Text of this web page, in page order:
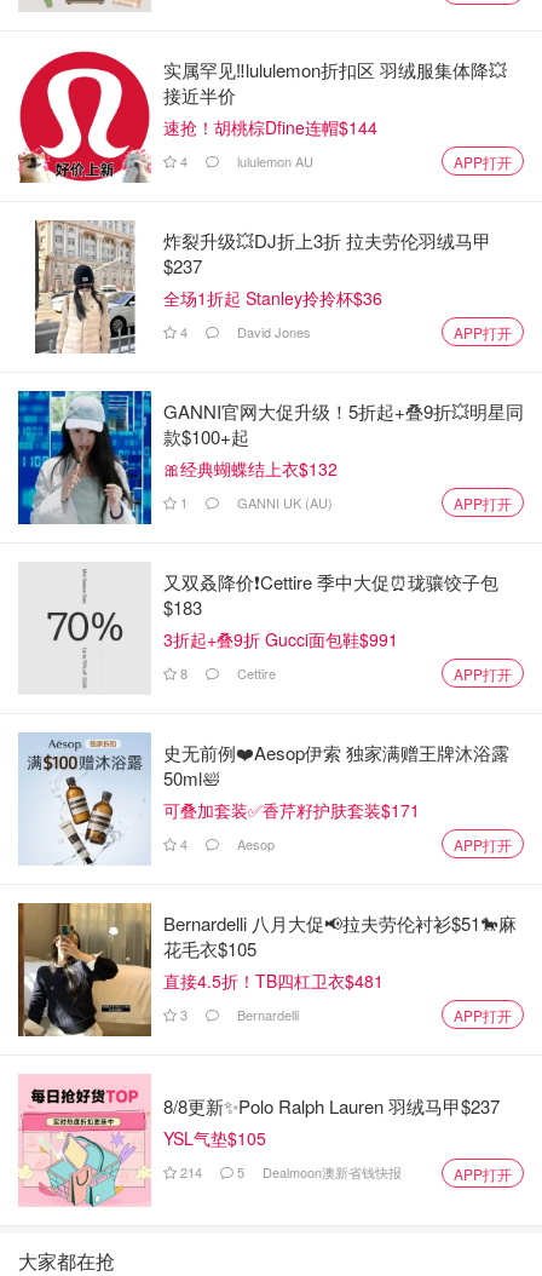
图片来自于ins@crabtreeandevelyn，版权属于原作者
句，竟在很多年后跨越重洋后被我突然想起，成为我接触
Crabtree & Evelyn瑰柏翠这个英国品牌中的真实感触。
一年有余，今天就来跟大家一起聊聊这些时光中治愈了我的
Crabtree & Evelyn瑰柏翠单品们，希望你我同被疗愈。
Crabtree & Evelyn治愈好物分享
1. RAW INSTINCT CANDLE 原始本能香氛蜡烛
图片来自于@ 安同学，版权属于原作者
大抵是因为重复单调的生活中总需要一些仪式感，宅家之后
我对香氛蜡烛的需求度骤然提高。作为一个偏爱木质香和焚
香的人。Crabtree & Evelyn这支RAW INSTINCT CANDLE
在我众多的香薰蜡烛中是非常合心意的一支。（
购买链接）
实属罕见‼️lululemon折扣区 羽绒服集体降💥
接近半价
速抢！胡桃棕Dfine连帽$144
4 lululemon AU APP打开
炸裂升级💥DJ折上3折 拉夫劳伦羽绒马甲
$237
全场1折起 Stanley拎拎杯$36
4 David Jones APP打开
GANNI官网大促升级！5折起+叠9折💥明星同
款$100+起
🎀经典蝴蝶结上衣$132
1 GANNI UK (AU) APP打开
又双叒降价❗️Cettire 季中大促⏰珑骧饺子包
$183
3折起+叠9折 Gucci面包鞋$991
8 Cettire APP打开
史无前例❤️Aesop伊索 独家满赠王牌沐浴露
50ml🛀
可叠加套装✅香芹籽护肤套装$171
4 Aesop APP打开
Bernardelli 八月大促📢拉夫劳伦衬衫$51🐎麻
花毛衣$105
直接4.5折！TB四杠卫衣$481
3 Bernardelli APP打开
8/8更新✨Polo Ralph Lauren 羽绒马甲$237
YSL气垫$105
214 5 Dealmoon澳新省钱快报 APP打开
大家都在抢